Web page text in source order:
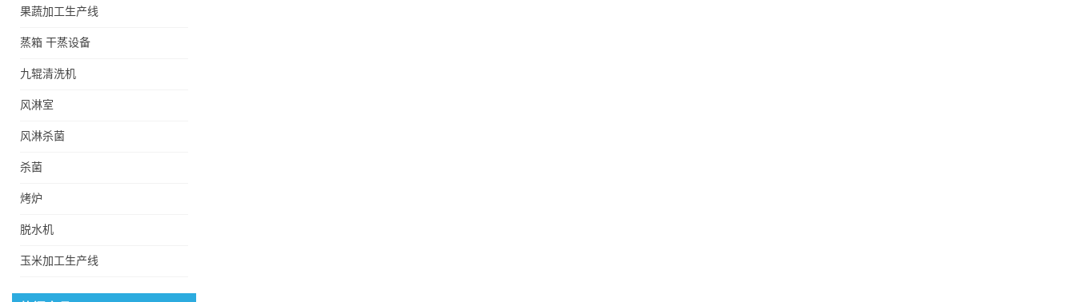
果蔬加工生产线
蒸箱 干蒸设备
九辊清洗机
风淋室
风淋杀菌
杀菌
烤炉
脱水机
玉米加工生产线
低温酸梅汤巴氏杀菌冷却
香菇菌子蒸煮机